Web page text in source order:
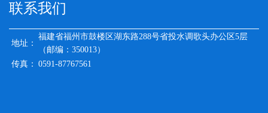
联系我们
地址：
福建省福州市鼓楼区湖东路288号省投水调歌头办公区5层
（邮编：350013）
传真： 0591-87767561